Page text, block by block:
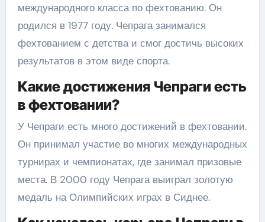
международного класса по фехтованию. Он
родился в 1977 году. Чепрага занимался
фехтованием с детства и смог достичь высоких
результатов в этом виде спорта.
Какие достижения Чепраги есть
в фехтовании?
У Чепраги есть много достижений в фехтовании.
Он принимал участие во многих международных
турнирах и чемпионатах, где занимал призовые
места. В 2000 году Чепрага выиграл золотую
медаль на Олимпийских играх в Сиднее.